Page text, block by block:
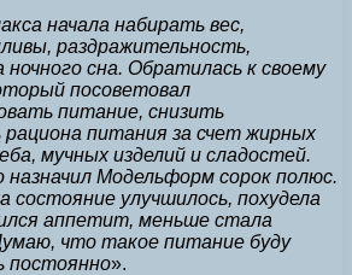
начала набирать вес,
раздражительность,
сна. Обратилась к своему
посоветовал
питание, снизить
рациона питания за счет жирных
мучных изделий и сладостей.
назначил Модельформ сорок полюс.
состояние улучшилось, похудела
аппетит, меньше стала
что такое питание буду
постоянно».